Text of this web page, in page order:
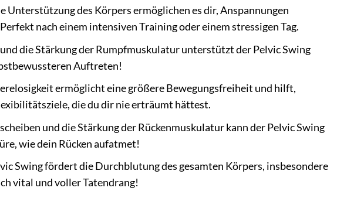
Unterstützung des Körpers ermöglichen es dir, Anspannungen
nach einem intensiven Training oder einem stressigen Tag.
die Stärkung der Rumpfmuskulatur unterstützt der Pelvic Swing
Auftreten!
ermöglicht eine größere Bewegungsfreiheit und hilft,
die du dir nie erträumt hättest.
und die Stärkung der Rückenmuskulatur kann der Pelvic Swing
wie dein Rücken aufatmet!
Swing fördert die Durchblutung des gesamten Körpers, insbesondere
vital und voller Tatendrang!